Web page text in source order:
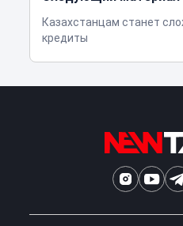
Казахстанцам станет
кредиты